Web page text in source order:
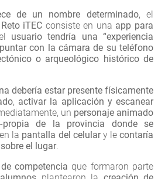
de un nombre determinado, el
Reto iTEC consiste en una app para
usuario tendría una “experiencia
con la cámara de su teléfono
o arqueológico histórico de
debería estar presente físicamente
, activar la aplicación y escanear
un personaje animado
propia de la provincia donde se
en la pantalla del celulary lecontaría
el lugar.
competencia que formaron parte